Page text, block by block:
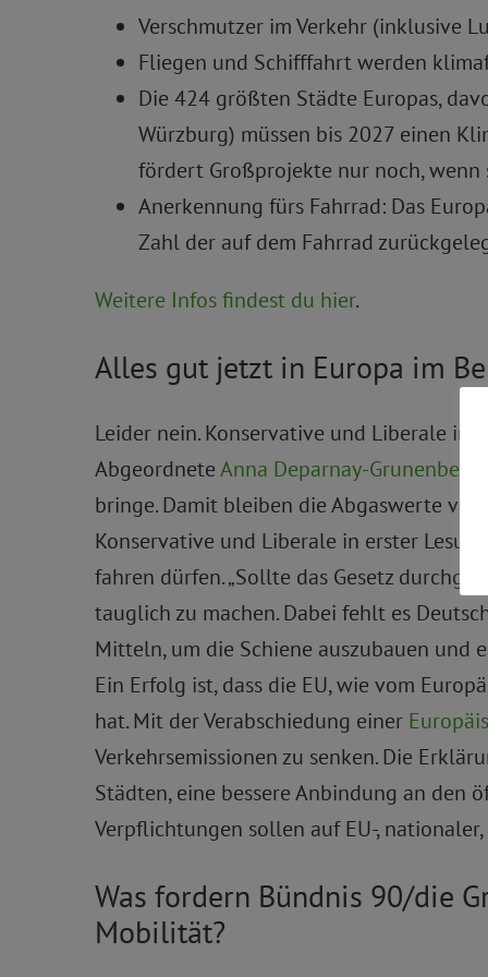
Verschmutzer im Verkehr (inklusive
Fliegen und Schifffahrt werden
Die 424 größten Städte Europas,
Würzburg) müssen bis 2027 einen
fördert Großprojekte nur noch, wenn
Anerkennung fürs Fahrrad: Das
Zahl der auf dem Fahrrad
Weitere Infos findest du hier.
Alles gut jetzt in Europa im
Leider nein. Konservative und Liberale in
AbgeordneteAnna Deparnay-Grunenberg
bringe. Damit bleiben die Abgaswerte
Konservative und Liberale in erster
fahren dürfen. „Sollte das Gesetz
tauglich zu machen. Dabei fehlt es
Mitteln, um die Schiene auszubauen und
Ein Erfolg ist, dass die EU, wie vom
hat. Mit der Verabschiedung einer
Verkehrsemissionen zu senken. Die
Städten, eine bessere Anbindung an den
Verpflichtungen sollen auf EU-,
Was fordern Bündnis 90/die
Mobilität?